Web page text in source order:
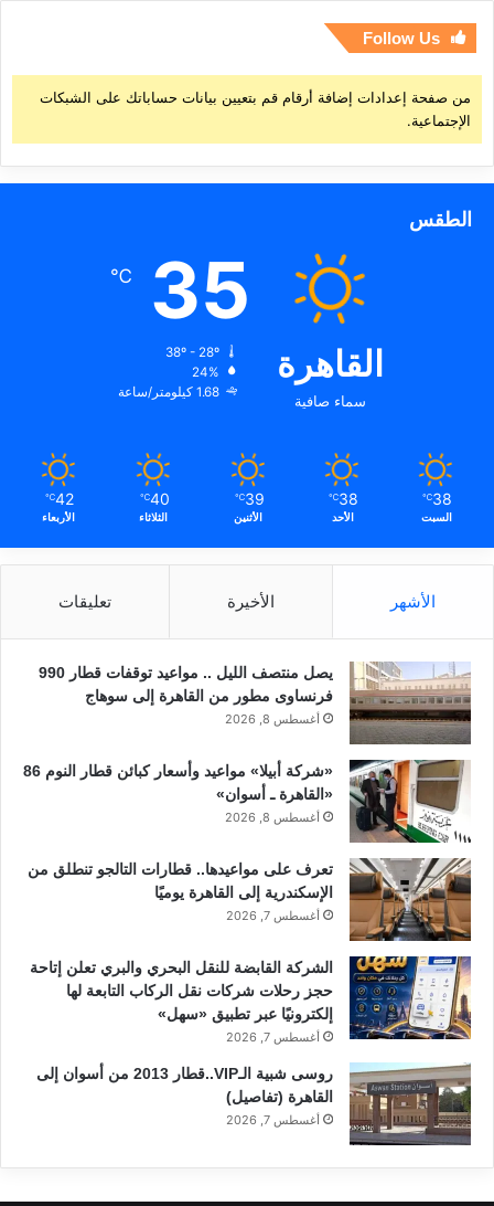
Follow Us
من صفحة إعدادات إضافة أرقام قم بتعيين بيانات حساباتك على الشبكات
الإجتماعية.
الطقس
القاهرة
سماء صافية
35
℃
24%
1.68 كيلومتر/ساعة
38
℃
السبت
38
℃
الأحد
39
℃
الأثنين
40
℃
الثلاثاء
42
℃
الأربعاء
الأشهر الأخيرة تعليقات
يصل منتصف الليل .. مواعيد توقفات قطار 990
فرنساوى مطور من القاهرة إلى سوهاج
أغسطس 8, 2026
«شركة أبيلا» مواعيد وأسعار كبائن قطار النوم 86
«القاهرة ـ أسوان»
أغسطس 8, 2026
تعرف على مواعيدها.. قطارات التالجو تنطلق من
الإسكندرية إلى القاهرة يوميًا
أغسطس 7, 2026
الشركة القابضة للنقل البحري والبري تعلن إتاحة
حجز رحلات شركات نقل الركاب التابعة لها
إلكترونيًا عبر تطبيق «سهل»
أغسطس 7, 2026
روسى شبية الـVIP..قطار 2013 من أسوان إلى
القاهرة (تفاصيل)
أغسطس 7, 2026